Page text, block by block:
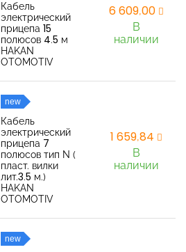
Кабель
электрический
прицепа 15
полюсов 4.5 м
HAKAN
OTOMOTIV
6 609,00
В
наличии
new
Кабель
электрический
прицепа 7
полюсов тип N (
пласт. вилки
лит.3.5 м.)
HAKAN
OTOMOTIV
1 659,84
В
наличии
new